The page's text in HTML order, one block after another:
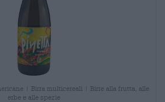
| Birra multicereali | Birre alla frutta, alle
erbe e alle spezie